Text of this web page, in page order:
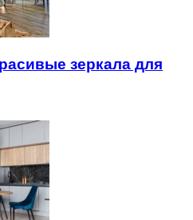
зеркала для